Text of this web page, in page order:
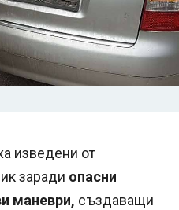
изведени от
заради опасни
маневри, създаващи